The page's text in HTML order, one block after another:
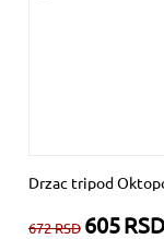
Drzac tripod
672RSD 605RSD